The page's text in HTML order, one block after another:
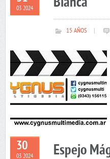
03 2024
15 AÑOS
30
03 2024 Espejo